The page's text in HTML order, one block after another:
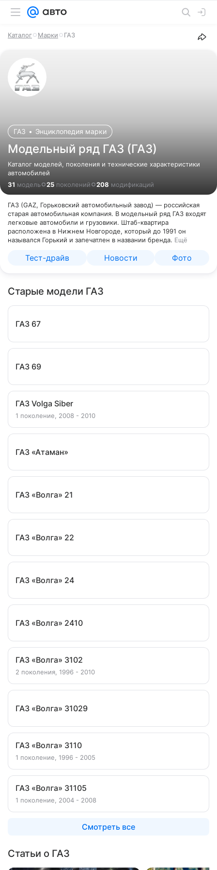
Каталог Марки ГАЗ
ГАЗ • Энциклопедия марки
Модельный ряд ГАЗ (ГАЗ)
Каталог моделей, поколения и технические характеристики
автомобилей
31 модель 25 поколений 208 модификаций
ГАЗ (GAZ, Горьковский автомобильный завод) — российская
старая автомобильная компания. В модельный ряд ГАЗ входят
легковые автомобили и грузовики. Штаб-квартира
расположена в Нижнем Новгороде, который до 1991 он
назывался Горький и запечатлен в названии бренда. Ещё
Тест-драйв Новости Фото
Старые модели ГАЗ
ГАЗ 67
ГАЗ 69
ГАЗ Volga Siber
1 поколение, 2008 - 2010
ГАЗ «Атаман»
ГАЗ «Волга» 21
ГАЗ «Волга» 22
ГАЗ «Волга» 24
ГАЗ «Волга» 2410
ГАЗ «Волга» 3102
2 поколения, 1996 - 2010
ГАЗ «Волга» 31029
ГАЗ «Волга» 3110
1 поколение, 1996 - 2005
ГАЗ «Волга» 31105
1 поколение, 2004 - 2008
Смотреть все
Статьи о ГАЗ